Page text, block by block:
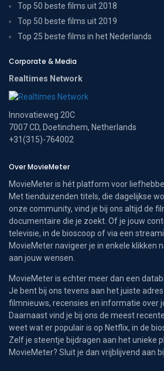
Top 50 beste films uit 2018
Top 50 beste films uit 2019
Top 25 beste films in het Nederlands
Corporate & Media
Realtimes Network
Innovatieweg 20C
7007 CD, Doetinchem, Netherlands
+31(315)-764002
Over MovieMeter
MovieMeter is hét platform voor
Met tienduizenden titels, die dagelijkse
onze community, vind je bij ons altijd de
documentaire die je zoekt. Of je jouw
televisie, in de bioscoop of via een
MovieMeter navigeer je in enkele klikken
aan jouw wensen.
MovieMeter is echter meer dan een
Je bent bij ons tevens aan het juiste
filmnieuws, recensies en informatie over
Daarnaast vind je bij ons de meest
weet wat er populair is op Netflix, in de
Zelf je steentje bijdragen aan het unieke
MovieMeter? Sluit je dan vrijblijvend aan